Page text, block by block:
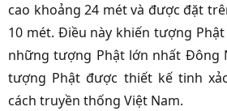
cao khoảng 24 mét và được đặt
10 mét. Điều này khiến tượng
những tượng Phật lớn nhất Đông
tượng Phật được thiết kế tinh
cách truyền thống Việt Nam.